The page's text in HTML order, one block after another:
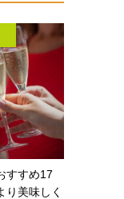
すすめ17
り美味しく